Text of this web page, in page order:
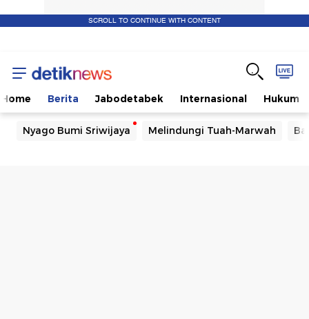
SCROLL TO CONTINUE WITH CONTENT
Home Berita Jabodetabek Internasional Hukum
Nyago Bumi Sriwijaya Melindungi Tuah-Marwah